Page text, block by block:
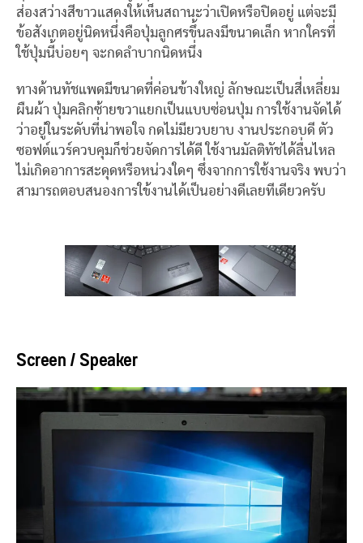
ส่องสว่างสีขาวแสดงให้เห็นสถานะว่าเปิดหรือปิดอยู่ แต่จะมี
ข้อสังเกตอยู่นิดหนึ่งคือปุ่มลูกศรขึ้นลงมีขนาดเล็ก หากใครที่
ใช้ปุ่มนี้บ่อยๆ จะกดลำบากนิดหนึ่ง
ทางด้านทัชแพดมีขนาดที่ค่อนข้างใหญ่ ลักษณะเป็นสี่เหลี่ยม
ผืนผ้า ปุ่มคลิกซ้ายขวาแยกเป็นแบบซ่อนปุ่ม การใช้งานจัดได้
ว่าอยู่ในระดับที่น่าพอใจ กดไม่มียวบยาบ งานประกอบดี ตัว
ซอฟต์แวร์ควบคุมก็ช่วยจัดการได้ดี ใช้งานมัลติทัชได้ลื่นไหล
ไม่เกิดอาการสะดุดหรือหน่วงใดๆ ซึ่งจากการใช้งานจริง พบว่า
สามารถตอบสนองการใข้งานได้เป็นอย่างดีเลยทีเดียวครับ
Screen / Speaker